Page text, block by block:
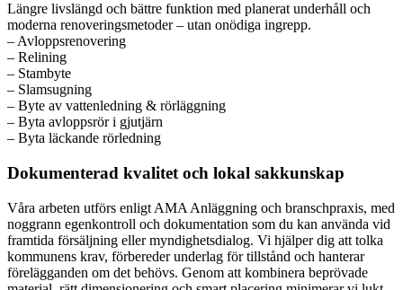
Längre livslängd och bättre funktion med planerat underhåll och
moderna renoveringsmetoder – utan onödiga ingrepp.
– Avloppsrenovering
– Relining
– Stambyte
– Slamsugning
– Byte av vattenledning & rörläggning
– Byta avloppsrör i gjutjärn
– Byta läckande rörledning
Dokumenterad kvalitet och lokal sakkunskap
Våra arbeten utförs enligt AMA Anläggning och branschpraxis, med
noggrann egenkontroll och dokumentation som du kan använda vid
framtida försäljning eller myndighetsdialog. Vi hjälper dig att tolka
kommunens krav, förbereder underlag för tillstånd och hanterar
förelägganden om det behövs. Genom att kombinera beprövade